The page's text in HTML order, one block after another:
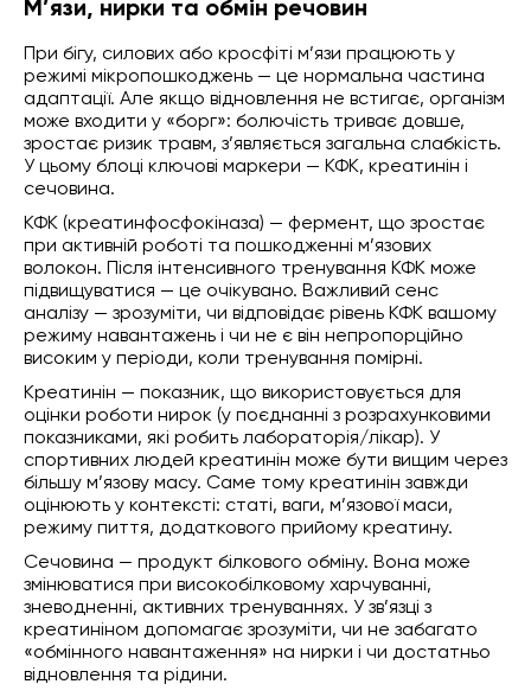
М’язи, нирки та обмін речовин
При бігу, силових або кросфіті м’язи працюють у
режимі мікропошкоджень — це нормальна частина
адаптації. Але якщо відновлення не встигає, організм
може входити у «борг»: болючість триває довше,
зростає ризик травм, з’являється загальна слабкість.
У цьому блоці ключові маркери — КФК, креатинін і
сечовина.
КФК (креатинфосфокіназа) — фермент, що зростає
при активній роботі та пошкодженні м’язових
волокон. Після інтенсивного тренування КФК може
підвищуватися — це очікувано. Важливий сенс
аналізу — зрозуміти, чи відповідає рівень КФК вашому
режиму навантажень і чи не є він непропорційно
високим у періоди, коли тренування помірні.
Креатинін — показник, що використовується для
оцінки роботи нирок (у поєднанні з розрахунковими
показниками, які робить лабораторія/лікар). У
спортивних людей креатинін може бути вищим через
більшу м’язову масу. Саме тому креатинін завжди
оцінюють у контексті: статі, ваги, м’язової маси,
режиму пиття, додаткового прийому креатину.
Сечовина — продукт білкового обміну. Вона може
змінюватися при високобілковому харчуванні,
зневодненні, активних тренуваннях. У зв’язці з
креатиніном допомагає зрозуміти, чи не забагато
«обмінного навантаження» на нирки і чи достатньо
відновлення та рідини.